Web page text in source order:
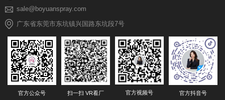
sale@boyuanspray.com
广东省东莞市东坑镇兴国路东坑段7号
官方公众号 扫一扫 VR看厂 官方视频号 官方抖音号